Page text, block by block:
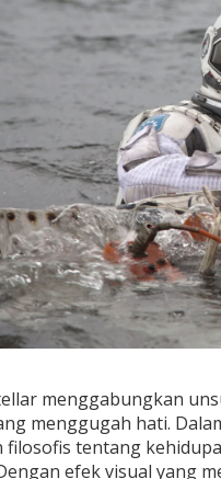
menggabungkan
menggugah hati.
filosofis tentang
efek visual yang